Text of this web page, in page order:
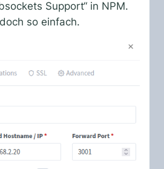
Support“ in NPM.
so einfach.